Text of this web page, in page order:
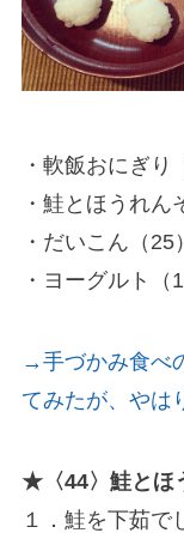
・軟飯おにぎり
・鮭とほうれ
・だいこん（25）
・ヨーグルト（
→手づかみ食べ
てみたが、やは
★〈44〉鮭とほ
１．鮭を下茹で